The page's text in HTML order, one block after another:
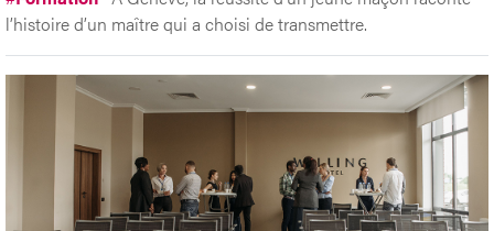
l’histoire d’un maître qui a choisi de transmettre.